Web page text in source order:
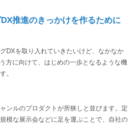
推進のきっかけを作るために
DXを取り入れていきたいけど、なかなか
方に向けて、はじめの一歩となるような機
。
ンルのプロダクトが所狭しと並びます。定
模な展示会などに足を運ぶことで、自社の